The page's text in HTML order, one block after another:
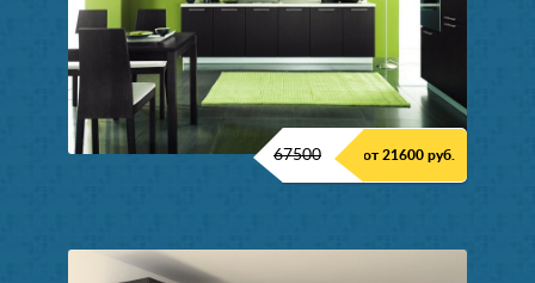
67500 от 21600 руб.